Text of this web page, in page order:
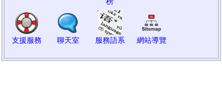
支援服務 聊天室 服務語系 網站導覽